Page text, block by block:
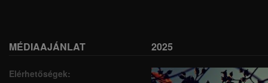
MÉDIAAJÁNLAT
Elérhetőségek:
2025